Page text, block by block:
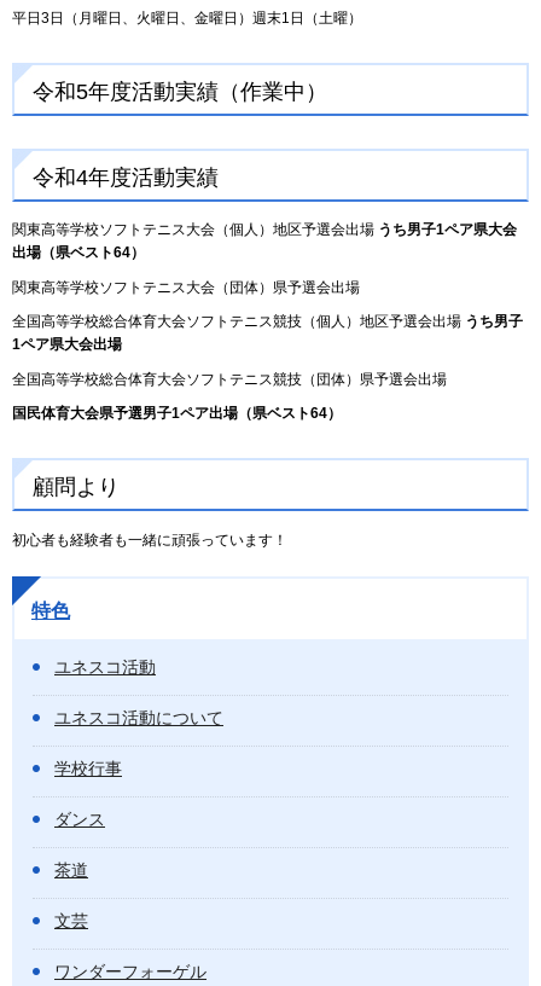
平日3日（月曜日、火曜日、金曜日）週末1日（土曜）
令和5年度活動実績（作業中）
令和4年度活動実績
関東高等学校ソフトテニス大会（個人）地区予選会出場 うち男子1ペア県大会
出場（県ベスト64）
関東高等学校ソフトテニス大会（団体）県予選会出場
全国高等学校総合体育大会ソフトテニス競技（個人）地区予選会出場 うち男子
1ペア県大会出場
全国高等学校総合体育大会ソフトテニス競技（団体）県予選会出場
国民体育大会県予選男子1ペア出場（県ベスト64）
顧問より
初心者も経験者も一緒に頑張っています！
特色
ユネスコ活動
ユネスコ活動について
学校行事
ダンス
茶道
文芸
ワンダーフォーゲル